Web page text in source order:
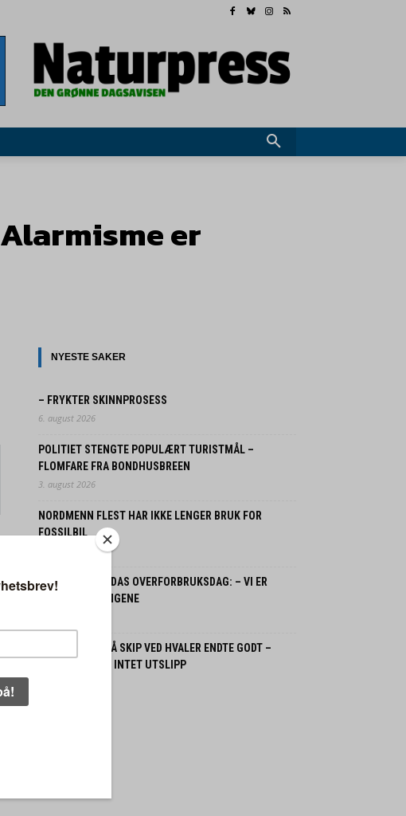
er
NYESTE SAKER
– FRYKTER SKINNPROSESS
6. august 2026
POLITIET STENGTE POPULÆRT TURISTMÅL –
FLOMFARE FRA BONDHUSBREEN
3. august 2026
NORDMENN FLEST HAR IKKE LENGER BRUK FOR
FOSSILBIL
NORGE OG JORDAS OVERFORBRUKSDAG: – VI ER
BLANT VERSTINGENE
EKSPLOSJON PÅ SKIP VED HVALER ENDTE GODT –
INGEN SKADDE, INTET UTSLIPP